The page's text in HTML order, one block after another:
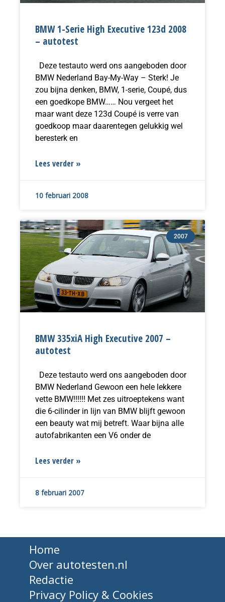
BMW 1-Serie High Executive 123d 2008
– autotest
Deze testauto werd ons aangeboden door
BMW Nederland Bay-My-Way – Sterk! Je
zou bijna denken, BMW, 1-serie, Coupé, dus
een goedkope BMW…… Nou vergeet het
maar want deze 123d Coupé is verre van
goedkoop maar daarentegen gelukkig wel
beresterk en
Lees verder »
10 februari 2008
2007
BMW 335xiA High Executive 2007 –
autotest
Deze testauto werd ons aangeboden door
BMW Nederland Gewoon een hele lekkere
vette BMW!!!!!! Met zes uitroeptekens want
die 6-cilinder in lijn van BMW blijft gewoon
een beauty wat mij betreft. Waar bijna alle
autofabrikanten een V6 onder de
Lees verder »
8 februari 2007
Home
Over autotesten.nl
Redactie
Privacy Policy & Cookies